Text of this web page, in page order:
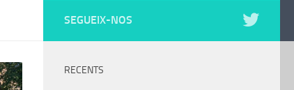
SEGUEIX-NOS
RECENTS